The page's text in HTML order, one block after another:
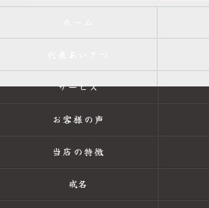
サービス
お客様の声
当店の特徴
戒名